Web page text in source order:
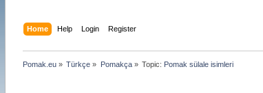
Home Help Login Register
Pomak.eu» Türkçe » Pomakça» Topic: Pomak sülale isimleri